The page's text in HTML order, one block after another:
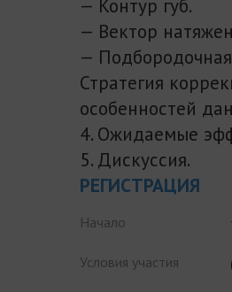
— Вектор
— Подбородочная
Стратегия
особенностей
4. Ожидаемые
5. Дискуссия.
РЕГИСТРАЦИЯ
Начало
Условия участия